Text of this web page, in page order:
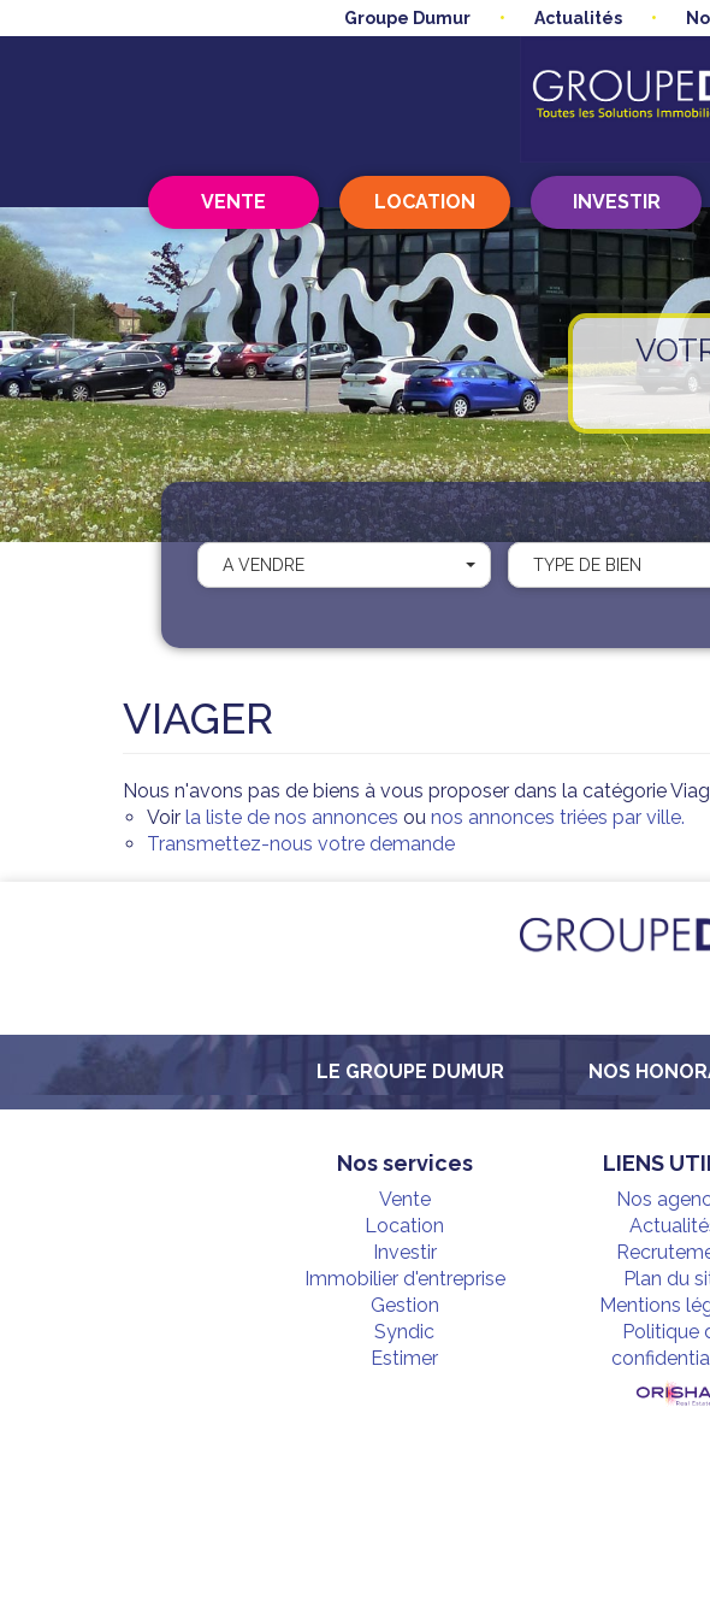
Groupe Dumur Actualités
VENTE LOCATION INVESTIR
A VENDRE TYPE DE BIEN
VIAGER
Nous n'avons pas de biens à vous proposer dans la catégorie
Voir la liste de nos annonces ou nos annonces triées par ville.
Transmettez-nous votre demande
LE GROUPE DUMUR NOS
Nos services
Vente
Location
Investir
Immobilier d'entreprise
Gestion
Syndic
Estimer
LIENS
Nos
Plan du
Mentions
Politique